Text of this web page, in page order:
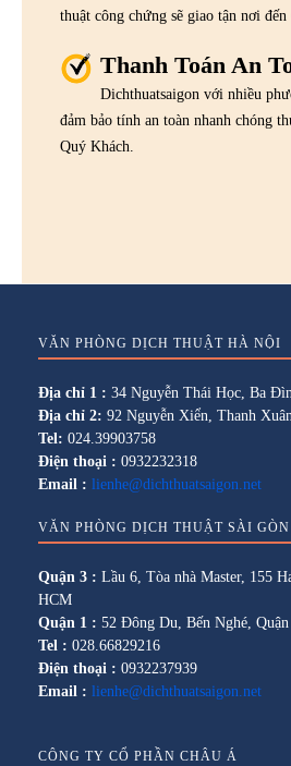
thuật công chứng sẽ giao tận nơi
Thanh Toán An
Dichthuatsaigon với nhiều
đảm bảo tính an toàn nhanh chóng
Quý Khách.
VĂN PHÒNG DỊCH THUẬT HÀ NỘI
Địa chỉ 1 : 34 Nguyễn Thái Học, Ba
Địa chỉ 2: 92 Nguyễn Xiển, Thanh
Tel: 024.39903758
Điện thoại : 0932232318
Email : lienhe@dichthuatsaigon.net
VĂN PHÒNG DỊCH THUẬT SÀI
Quận 3 : Lầu 6, Tòa nhà Master, 155
HCM
Quận 1 : 52 Đông Du, Bến Nghé, Quận
Tel : 028.66829216
Điện thoại : 0932237939
Email : lienhe@dichthuatsaigon.net
CÔNG TY CỔ PHẦN CHÂU Á